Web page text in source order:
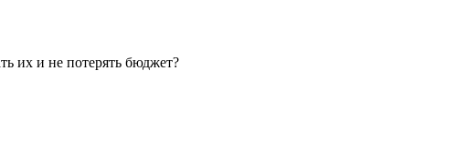
их и не потерять бюджет?